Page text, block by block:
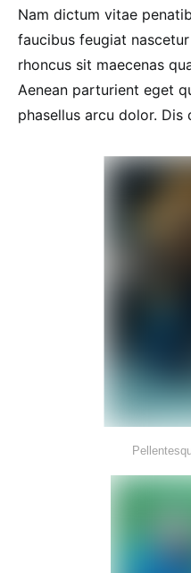
Nam dictum vitae
faucibus feugiat
rhoncus sit maecenas
Aenean parturient eget
phasellus arcu dolor. Dis